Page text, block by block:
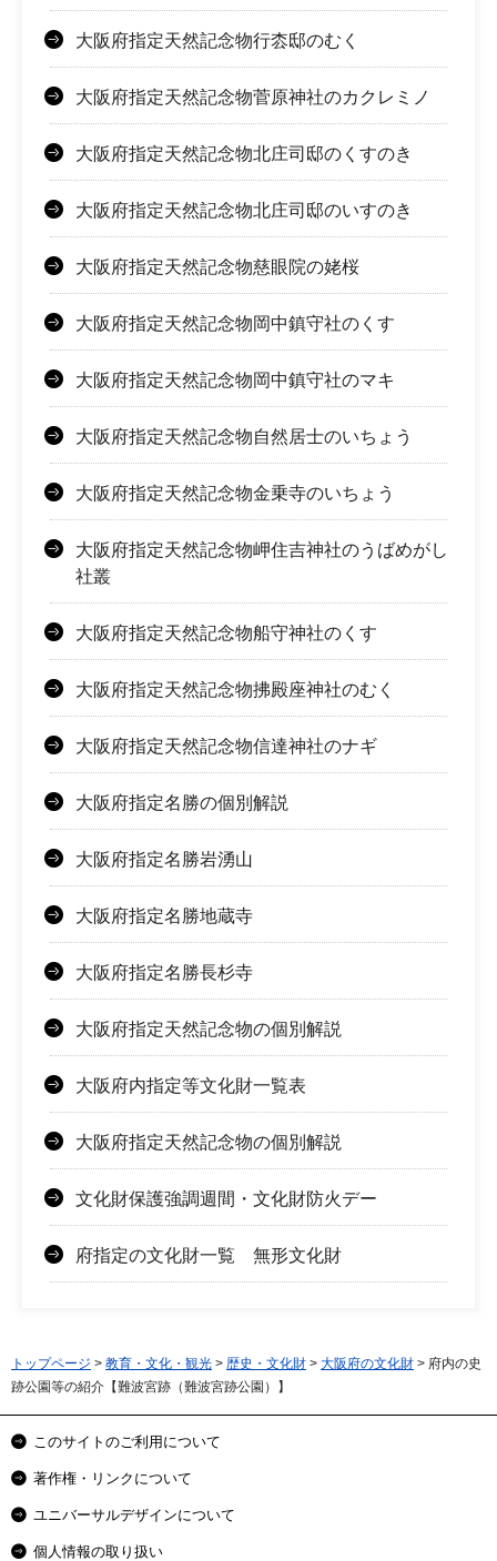
大阪府指定天然記念物行枩邸のむく
大阪府指定天然記念物菅原神社のカクレミノ
大阪府指定天然記念物北庄司邸のくすのき
大阪府指定天然記念物北庄司邸のいすのき
大阪府指定天然記念物慈眼院の姥桜
大阪府指定天然記念物岡中鎮守社のくす
大阪府指定天然記念物岡中鎮守社のマキ
大阪府指定天然記念物自然居士のいちょう
大阪府指定天然記念物金乗寺のいちょう
大阪府指定天然記念物岬住吉神社のうばめがし
社叢
大阪府指定天然記念物船守神社のくす
大阪府指定天然記念物拂殿座神社のむく
大阪府指定天然記念物信達神社のナギ
大阪府指定名勝の個別解説
大阪府指定名勝岩湧山
大阪府指定名勝地蔵寺
大阪府指定名勝長杉寺
大阪府指定天然記念物の個別解説
大阪府内指定等文化財一覧表
大阪府指定天然記念物の個別解説
文化財保護強調週間・文化財防火デー
府指定の文化財一覧 無形文化財
トップページ > 教育・文化・観光 > 歴史・文化財 > 大阪府の文化財 > 府内の史
跡公園等の紹介【難波宮跡（難波宮跡公園）】
このサイトのご利用について
著作権・リンクについて
ユニバーサルデザインについて
個人情報の取り扱い